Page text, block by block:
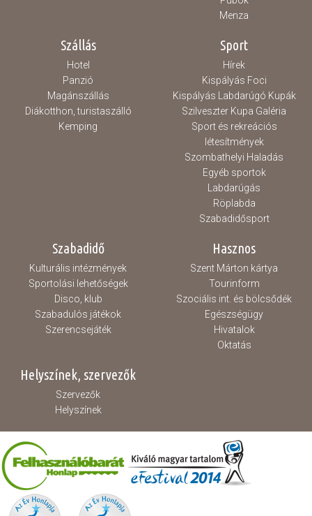
Menza
Szállás
Hotel
Panzió
Magánszállás
Diákotthon, turistaszálló
Kemping
Sport
Hírek
Kispályás Foci
Kispályás Labdarúgó Kupák
Szilveszter Kupa Galéria
Sport és rekreációs
létesítmények
Szombathelyi Haladás
Egyéb sportok
Labdarúgás
Röplabda
Szabadidősport
Szabadidő
Kulturális intézmények
Sportolási lehetőségek
Disco, klub
Szabadulós játékok
Szerencsejáték
Hasznos
Szent Márton kártya
Tourinform
Szociális int. és bölcsődék
Egészségügy
Hivatalok
Oktatás
Helyszínek, szervezők
Szervezők
Helyszínek